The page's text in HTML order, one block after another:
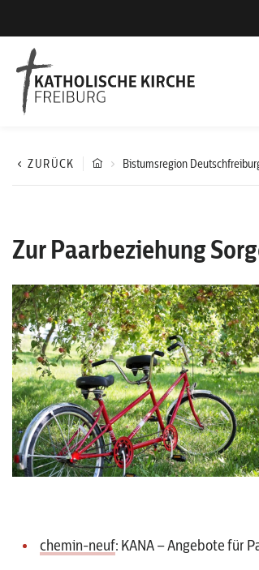
ZURÜCK Bistumsregion
Zur Paarbeziehung
chemin-neuf: KANA – Angebote für